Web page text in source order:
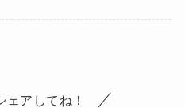
ェアしてね！